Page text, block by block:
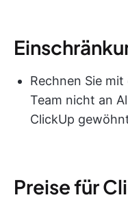
Rechnen Sie
Team nicht an
ClickUp
Preise für